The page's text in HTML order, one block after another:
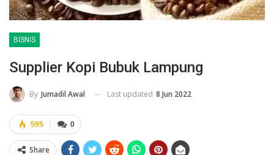
BISNIS
Supplier Kopi Bubuk Lampung
By Jumadil Awal Last updated 8 Jun 2022
0
595
Share